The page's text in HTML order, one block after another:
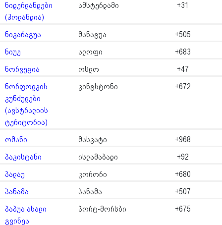
ნიდერლანდები
(ჰოლანდია)
ამსტერდამი +31
ნიკარაგუა მანაგუა
+505
ნიუე
ალოფი
+683
ნორვეგია
ოსლო
+47
ნორფოლკის
კუნძულები
(ავსტრალიის
ტერიტორია)
კინგსტონი +672
ომანი მასკატი
+968
პაკისტანი
ისლამაბადი
+92
პალაუ
კორორი
+680
პანამა
პანამა
+507
პაპუა ახალი
გვინეა
პორტ-მორსბი +675